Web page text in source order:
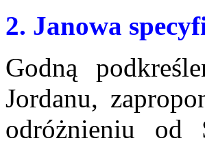
2. Janowa
Godną
Jordanu,
odróżnieniu od